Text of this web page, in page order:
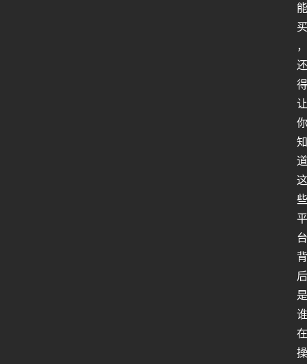
能
买
，
还
得
让
你
知
道
这
些
平
台
背
后
是
谁
在
操